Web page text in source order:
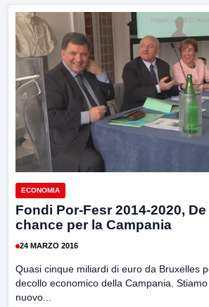
ECONOMIA
Fondi Por-Fesr 2014-2020,
chance per la Campania
24 MARZO 2016
Quasi cinque miliardi di euro da Bruxelles
decollo economico della Campania.
nuovo...